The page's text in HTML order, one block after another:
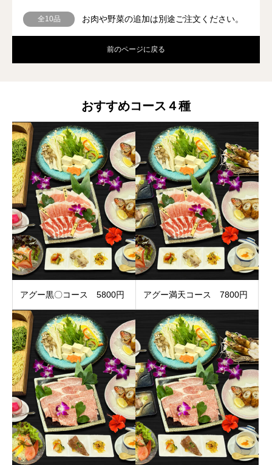
全10品 お肉や野菜の追加は別途ご注文ください。
前のページに戻る
おすすめコース４種
アグー黒〇コース 5800円 アグー満天コース 7800円